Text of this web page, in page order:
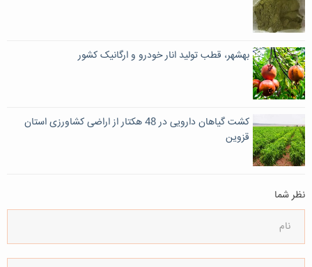
بهشهر، قطب تولید انار خودرو و ارگانیک کشور
کشت گیاهان دارویی در 48 هکتار از اراضی کشاورزی استان
قزوین
نظر شما